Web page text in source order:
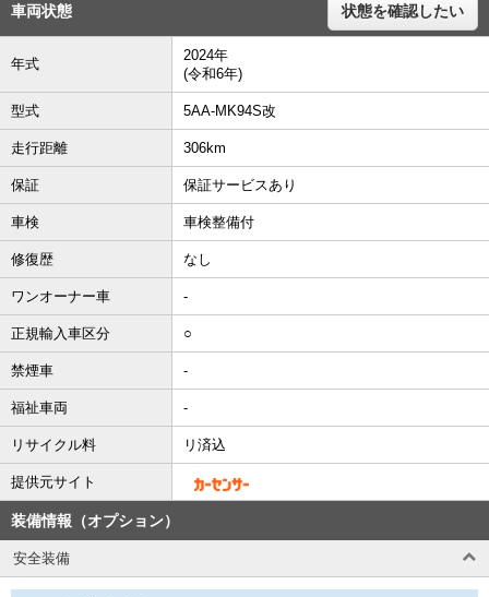
車両状態 状態を確認したい
年式
2024年
(令和6年)
型式 5AA-MK94S改
走行距離 306km
保証 保証サービスあり
車検 車検整備付
修復歴 なし
ワンオーナー車 -
正規輸入車区分 ○
禁煙車 -
福祉車両 -
リサイクル料 リ済込
提供元サイト
装備情報（オプション）
安全装備